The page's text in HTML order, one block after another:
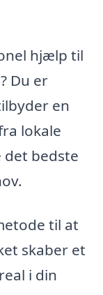
hjælp til
Du er
en
lokale
det bedste
til at
skaber et
i din